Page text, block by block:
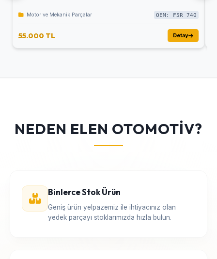
Motor ve Mekanik Parçalar OEM: F5R 740
55.000 TL Detay
NEDEN ELEN OTOMOTİV?
Binlerce Stok Ürün
Geniş ürün yelpazemiz ile ihtiyacınız olan
yedek parçayı stoklarımızda hızla bulun.